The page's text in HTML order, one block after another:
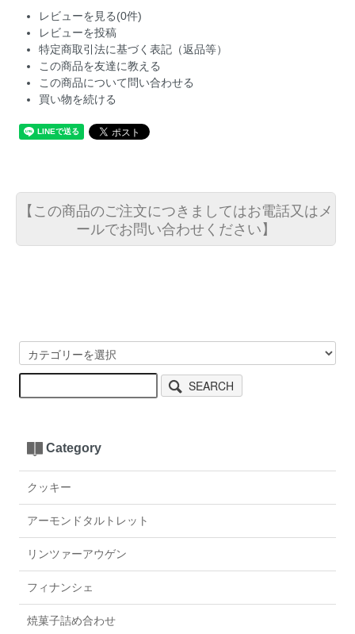
レビューを見る(0件)
レビューを投稿
特定商取引法に基づく表記（返品等）
この商品を友達に教える
この商品について問い合わせる
買い物を続ける
【この商品のご注文につきましてはお電話又はメ
ールでお問い合わせください】
SEARCH
Category
クッキー
アーモンドタルトレット
リンツァーアウゲン
フィナンシェ
焼菓子詰め合わせ